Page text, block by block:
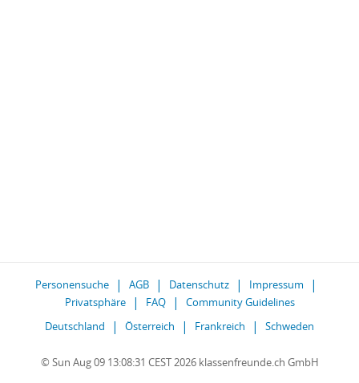
Personensuche AGB Datenschutz
Impressum
Privatsphäre
FAQ
Community Guidelines
Deutschland
Österreich Frankreich Schweden
© Sun Aug 09 13:08:31 CEST 2026 klassenfreunde.ch GmbH